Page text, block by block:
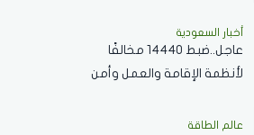
أخبار السعودية
عاجل..ضبط 14440 مخالفًا
لأنظمة الإقامة والعمل وأمن
عالم الطاقة